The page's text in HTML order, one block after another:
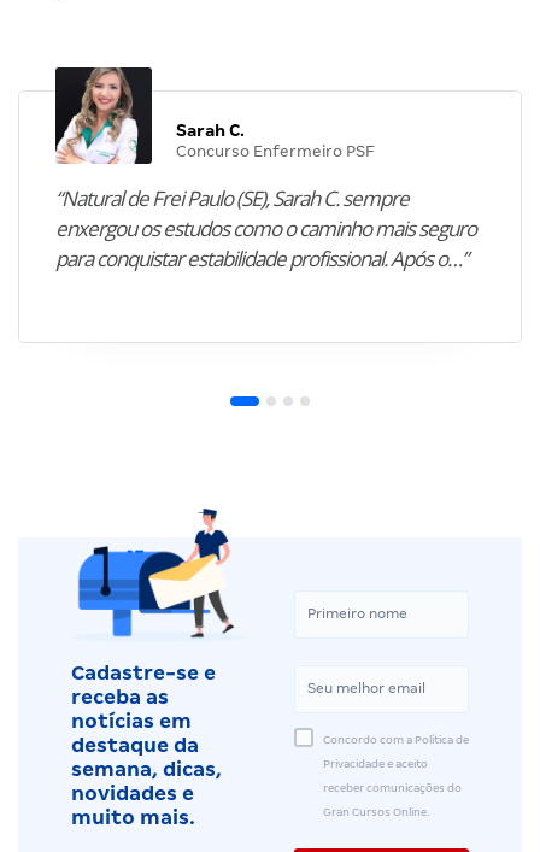
Sarah C.
Concurso Enfermeiro PSF
“Natural de Frei Paulo (SE), Sarah C. sempre
enxergou os estudos como o caminho mais seguro
para conquistar estabilidade profissional. Após o…”
Cadastre-se e
receba as
notícias em
destaque da
semana, dicas,
novidades e
muito mais.
Concordo com a Política de
Privacidade e aceito
receber comunicações do
Gran Cursos Online.